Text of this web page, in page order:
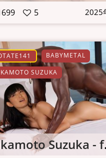
5 2025
BABYMETAL
SUZUKA